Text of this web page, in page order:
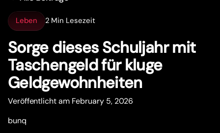
Leben 2 Min Lesezeit
Sorge dieses Schuljahr mit
Taschengeld für kluge
Geldgewohnheiten
Veröffentlicht am February 5, 2026
bunq